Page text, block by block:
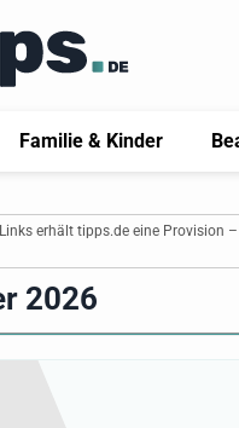
Familie & Kinder
erhält tipps.de eine Provision
2026